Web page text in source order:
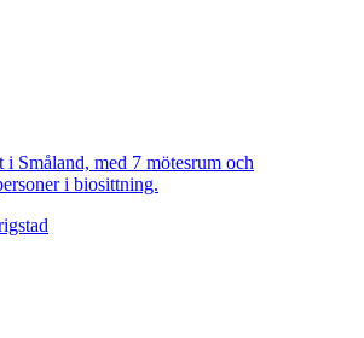
Småland, med 7 mötesrum och
i biosittning.